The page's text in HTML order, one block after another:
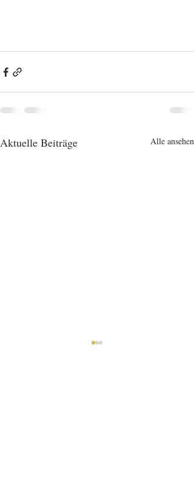
Aktuelle Beiträge Alle ansehen